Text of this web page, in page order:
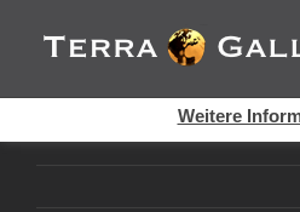
Inhalt
springen
Cookies helfen auf auf dieser
Dienste. Durch die Nutzung
Weitere